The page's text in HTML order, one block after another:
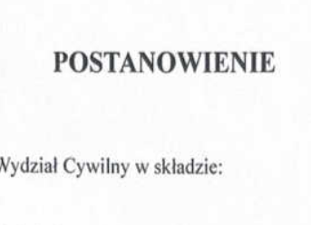
Reprezentacja procesowa